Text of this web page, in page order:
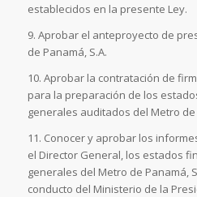
establecidos en la presente Ley.
9. Aprobar el anteproyecto de
de Panamá, S.A.
10. Aprobar la contratación de
para la preparación de los
generales auditados del Metro de
11. Conocer y aprobar los
el Director General, los estados
generales del Metro de Panamá,
conducto del Ministerio de la